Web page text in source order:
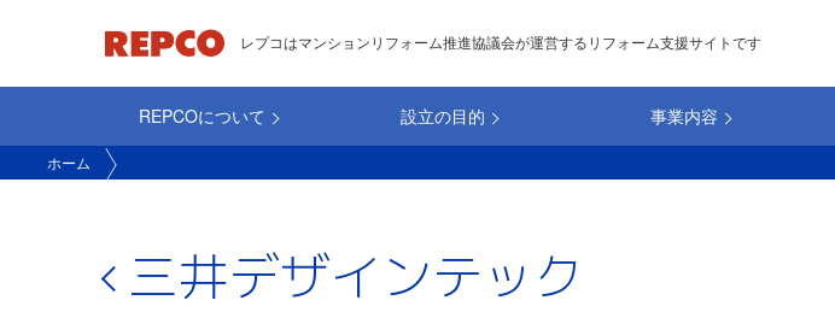
ン
ン
テ
レプコはマンションリフォーム推進協議会が運営するリフォーム支援サイトです
main_repco
REPCOについて 設立の目的 事業内容
ホーム
三井デザインテック